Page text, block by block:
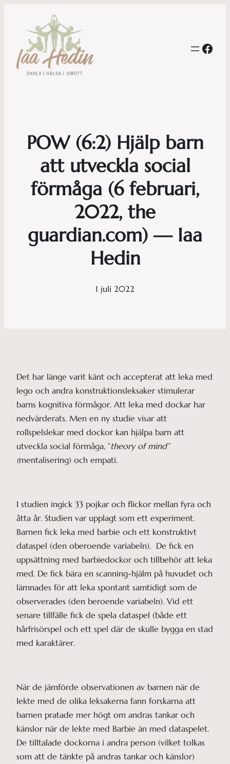
POW (6:2) Hjälp barn
att utveckla social
förmåga (6 februari,
2022, the
guardian.com) — Iaa
Hedin
1 juli 2022
Det har länge varit känt och accepterat att leka med
lego och andra konstruktionsleksaker stimulerar
barns kognitiva förmågor. Att leka med dockar har
nedvärderats. Men en ny studie visar att
rollspelslekar med dockor kan hjälpa barn att
utveckla social förmåga, ”theory of mind”
(mentalisering) och empati.
I studien ingick 33 pojkar och flickor mellan fyra och
åtta år. Studien var upplagt som ett experiment.
Barnen fick leka med barbie och ett konstruktivt
dataspel (den oberoende variabeln). De fick en
uppsättning med barbiedockor och tillbehör att leka
med. De fick bära en scanning-hjälm på huvudet och
lämnades för att leka spontant samtidigt som de
observerades (den beroende variabeln). Vid ett
senare tillfälle fick de spela dataspel (både ett
hårfrisörspel och ett spel där de skulle bygga en stad
med karaktärer.
När de jämförde observationen av barnen när de
lekte med de olika leksakerna fann forskarna att
barnen pratade mer högt om andras tankar och
känslor när de lekte med Barbie än med dataspelet.
De tilltalade dockorna i andra person (vilket tolkas
som att de tänkte på andras tankar och känslor)